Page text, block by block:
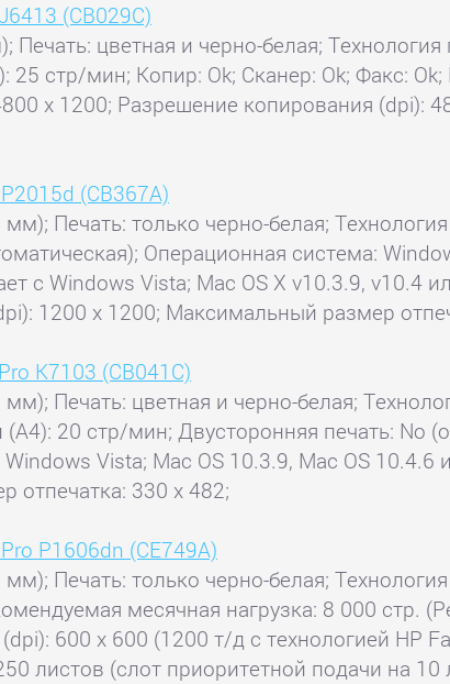
(CB029C)
цветная и черно-белая; Технология
25 стр/мин; Копир: Ok; Сканер: Ok; Факс:
x 1200; Разрешение копирования (dpi):
(CB367A)
Печать: только черно-белая;
Операционная система:
с Windows Vista; Mac OS X v10.3.9,
1200 x 1200; Максимальный размер
K7103 (CB041C)
Печать: цветная и черно-белая;
20 стр/мин; Двусторонняя печать: No
Windows Vista; Mac OS 10.3.9, Mac OS
отпечатка: 330 x 482;
P1606dn (CE749A)
Печать: только черно-белая;
месячная нагрузка: 8 000 стр.
600 x 600 (1200 т/д с технологией HP
листов (слот приоритетной подачи на 10